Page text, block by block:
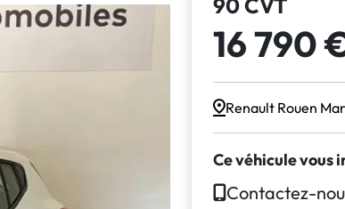
90 CVT
16 790
Renault Rouen
Ce véhicule vous
Contactez-